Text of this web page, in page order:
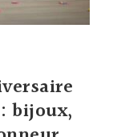
bijoux,